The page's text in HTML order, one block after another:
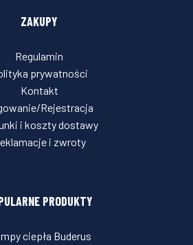
ZAKUPY
Regulamin
prywatności
Kontakt
Rejestracja
i koszty dostawy
i zwroty
PRODUKTY
ciepła Buderus